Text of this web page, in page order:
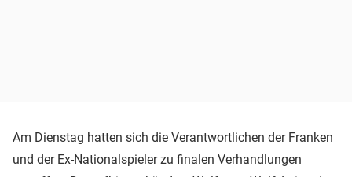
Am Dienstag hatten sich die Verantwortlichen der Franken
und der Ex-Nationalspieler zu finalen Verhandlungen